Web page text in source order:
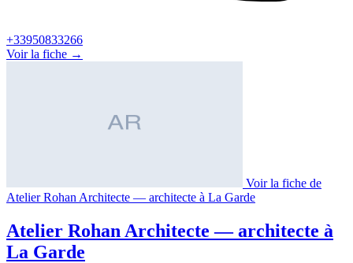
+33950833266
Voir la fiche →
Voir la fiche de
Atelier Rohan Architecte — architecte à La Garde
Atelier Rohan Architecte — architecte à
La Garde